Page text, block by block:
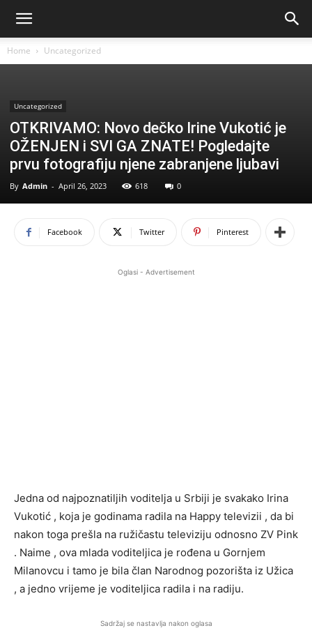
Home Uncategorized
Uncategorized
OTKRIVAMO: Novo dečko Irine Vukotić je
OŽENJEN i SVI GA ZNATE! Pogledajte
prvu fotografiju njene zabranjene ljubavi
By Admin - April 26, 2023 618 0
Facebook Twitter Pinterest
Oglasi - Advertisement
Jedna od najpoznatiljih voditelja u Srbiji je svakako Irina
Vukotić , koja je godinama radila na Happy televizii , da bi
nakon toga prešla na ružičastu televiziju odnosno ZV Pink
. Naime , ova mlada voditeljica je rođena u Gornjem
Milanovcu i tamo je bila član Narodnog pozorišta iz Užica
, a jedno vrijeme je voditeljica radila i na radiju.
Sadržaj se nastavlja nakon oglasa